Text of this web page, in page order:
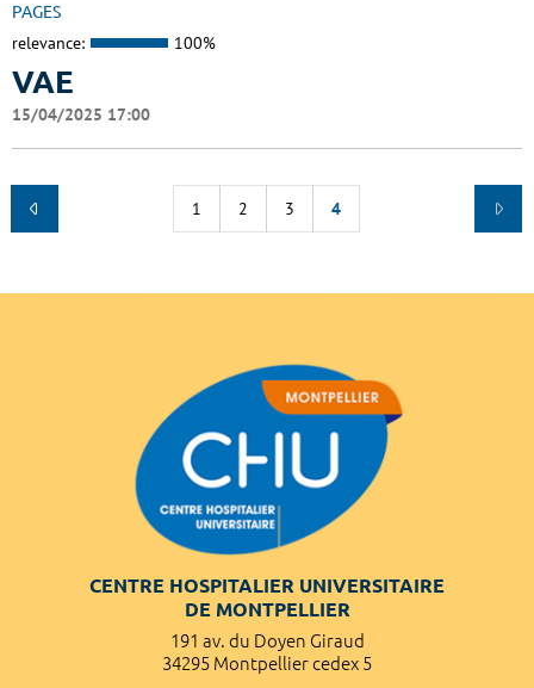
PAGES
relevance: 100%
VAE
15/04/2025 17:00
1 2 3 4
CENTRE HOSPITALIER UNIVERSITAIRE
DE MONTPELLIER
191 av. du Doyen Giraud
34295 Montpellier cedex 5